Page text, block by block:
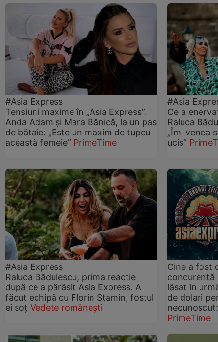
#Asia Express
Tensiuni maxime în „Asia Express”.
Anda Adam și Mara Bănică, la un pas
de bătaie: „Este un maxim de tupeu
această femeie” PrimeTime
#Asia
Ce a
Raluca
„Îmi venea
ucis”
#Asia Express
Raluca Bădulescu, prima reacție
după ce a părăsit Asia Express. A
făcut echipă cu Florin Stamin, fostul
ei soț Vedete românești
Cine a fost
concurentă
lăsat în
de dolari
PrimeTime